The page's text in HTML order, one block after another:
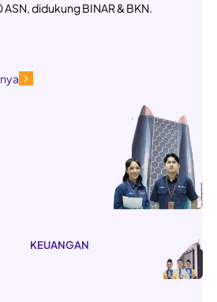
didukung BINAR & BKN.
KEUANGAN